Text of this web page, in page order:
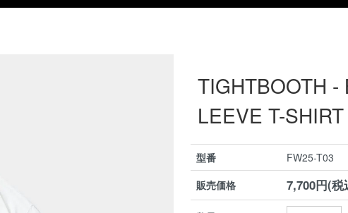
TIGHTBOOTH -
LEEVE T-SHIRT
型番
FW25-T03
販売価格
7,700円(税